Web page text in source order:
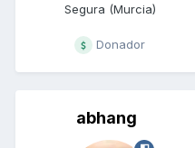
Segura (Murcia)
Donador
abhang